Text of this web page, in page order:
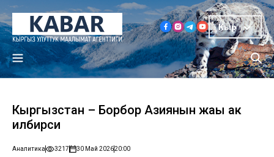
Кыр
Кыргызстан – Борбор Азиянын жаңы ак
илбирси
Аналитика 3217 30 Май 202620:00